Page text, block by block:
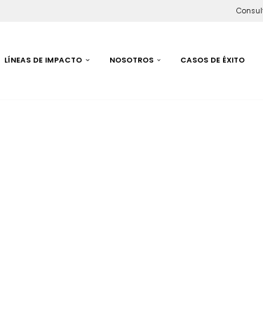
LÍNEAS DE IMPACTO NOSOTROS CASOS DE ÉXITO